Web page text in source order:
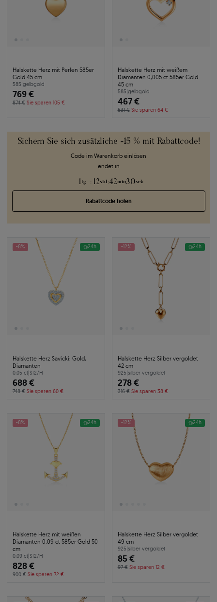
Sichern Sie sich zusätzliche -15 % mit Rabattcode!
Code im Warenkorb einlösen
endet in
1 tg : 12std :42min:29sek
Rabattcode holen
Halskette Herz mit Perlen 585er
Gold 45 cm
585|gelbgold
769 €
874 € Sie sparen 105 €
Halskette Herz mit weißem
Diamanten 0,005 ct 585er Gold
45 cm
585|gelbgold
467 €
531 € Sie sparen 64 €
-8% 24h
Halskette Herz Savicki: Gold,
Diamanten
0.05 ct|SI2/H
688 €
748 € Sie sparen 60 €
-12% 24h
Halskette Herz Silber vergoldet
42 cm
925|silber vergoldet
278 €
316 € Sie sparen 38 €
-8% 24h
Halskette Herz mit weißen
Diamanten 0,09 ct 585er Gold 50
cm
0.09 ct|SI2/H
828 €
900 € Sie sparen 72 €
-12% 24h
Halskette Herz Silber vergoldet
49 cm
925|silber vergoldet
85 €
97 € Sie sparen 12 €